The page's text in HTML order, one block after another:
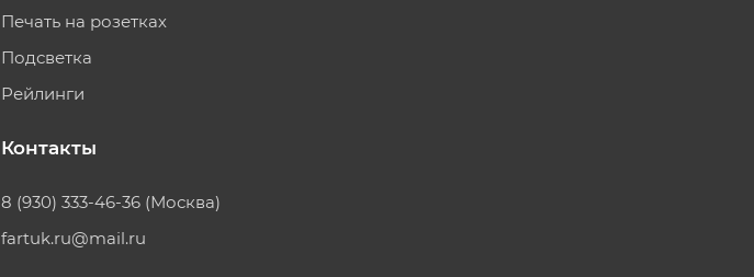
Печать на розетках
Подсветка
Рейлинги
Контакты
8 (930) 333-46-36 (Москва)
fartuk.ru@mail.ru